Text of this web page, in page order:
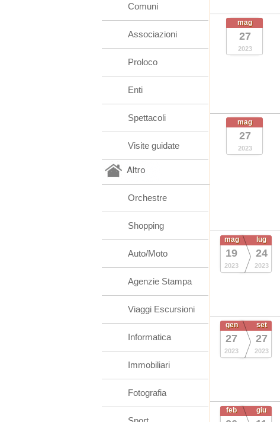
mag
27
2023
mag
27
2023
mag
19
2023
lug
24
2023
gen
27
2023
set
27
2023
feb giu
Comuni
Associazioni
Proloco
Enti
Spettacoli
Visite guidate
Altro
Orchestre
Shopping
Auto/Moto
Agenzie Stampa
Viaggi Escursioni
Informatica
Immobiliari
Fotografia